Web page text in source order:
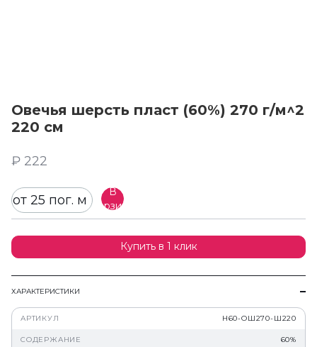
Овечья шерсть пласт (60%) 270 г/м^2
220 см
₽ 222
от 25 пог. м
В
корзину
Купить в 1 клик
ХАРАКТЕРИСТИКИ
АРТИКУЛ Н60-ОШ270-Ш220
СОДЕРЖАНИЕ 60%